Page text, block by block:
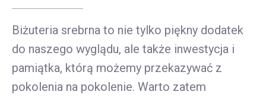
Biżuteria srebrna to nie tylko piękny dodatek
do naszego wyglądu, ale także inwestycja i
pamiątka, którą możemy przekazywać z
pokolenia na pokolenie. Warto zatem